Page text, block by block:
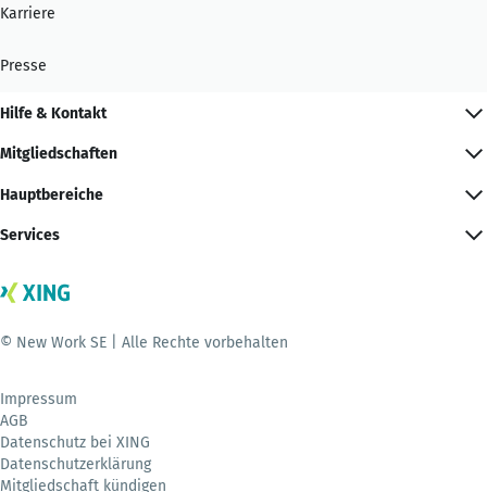
Karriere
Presse
Hilfe & Kontakt
Mitgliedschaften
Hauptbereiche
Services
© New Work SE | Alle Rechte vorbehalten
Impressum
AGB
Datenschutz bei XING
Datenschutzerklärung
Mitgliedschaft kündigen